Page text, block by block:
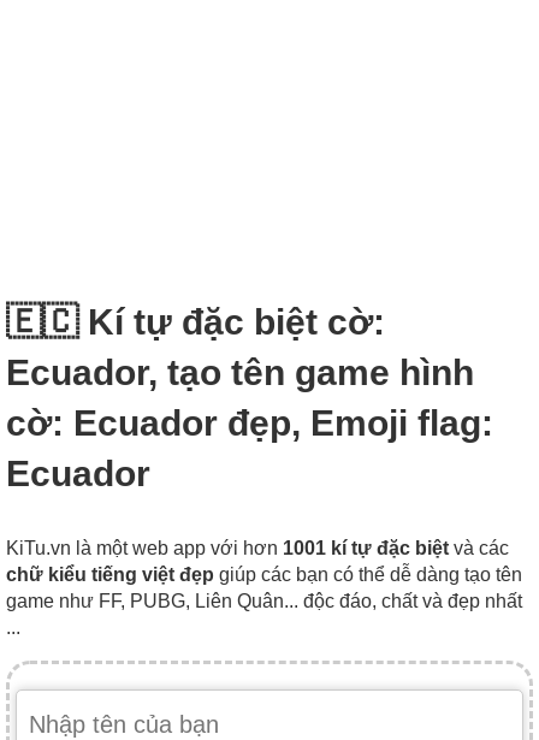
🇪🇨 Kí tự đặc biệt cờ:
Ecuador, tạo tên game hình
cờ: Ecuador đẹp, Emoji flag:
Ecuador
KiTu.vn là một web app với hơn 1001 kí tự đặc biệt và các
chữ kiểu tiếng việt đẹp giúp các bạn có thể dễ dàng tạo tên
game như FF, PUBG, Liên Quân... độc đáo, chất và đẹp nhất
...